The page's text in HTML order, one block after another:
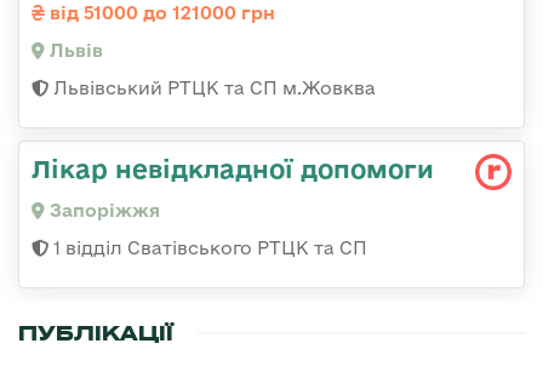
від 51000 до 121000 грн
Львів
Львівський РТЦК та СП м.Жовква
Лікар невідкладної допомоги
Запоріжжя
1 відділ Сватівського РТЦК та СП
ПУБЛІКАЦІЇ